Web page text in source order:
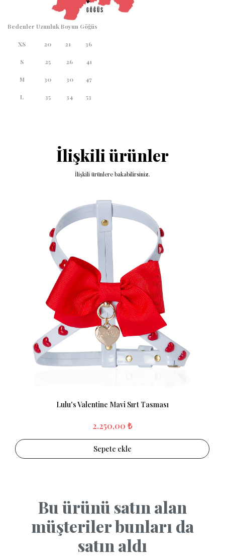
Bedenler UzunlukBoyun Göğüs
XS 20 21 36
S 25 26 41
M 30 30 47
L 35 34 53
İlişkili ürünler
İlişkili ürünlere bakabilirsiniz.
Lulu's Valentine Mavi Sırt Tasması
2.250,00 ₺
Sepete ekle
Bu ürünü satın alan
müşteriler bunları da
satın aldı